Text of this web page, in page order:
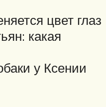
цвет глаз
какая
у Ксении